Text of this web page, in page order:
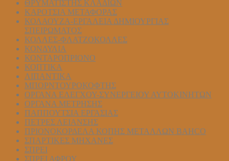
ΘΡΥΜΑΤΙΣΤΗΣ ΚΛΑΔΙΩΝ
ΚΑΡΟΤΣΙΑ ΜΕΤΑΦΟΡΑΣ
ΚΟΛΑΟΥΖΑ-ΕΡΓΑΛΕΙΑ ΔΗΜΙΟΥΡΓΙΑΣ
ΣΠΕΙΡΩΜΑΤΟΣ
ΚΟΛΛΕΣ-ΦΛΑΤΖΟΚΟΛΛΕΣ
ΚΟΝΔΥΛΙΑ
ΚΟΝΤΑΡΟΠΡΙΟΝΟ
ΚΟΠΤΙΚΑ
ΛΙΠΑΝΤΙΚΑ
ΜΠΟΡΝΤΟΥΡΟΚΟΦΤΗΣ
ΟΡΓΑΝΑ ΕΛΕΓΧΟΥ-ΣYΝΕΡΓΕΙΟΥ ΑΥΤΟΚΙΝΗΤΩΝ
ΟΡΓΑΝΑ ΜΕΤΡΗΣΗΣ
ΠΑΠΠΟΥΤΣΙΑ ΕΡΓΑΣΙΑΣ
ΠΕΤΡΕΣ ΛΕΙΑΝΣΗΣ
ΠΡΙΟΝΟΚΟΡΔΕΛΑ ΚΟΠΗΣ ΜΕΤΑΛΛΩΝ BAHCO
ΣΠΑΡΤΙΚΕΣ ΜΗΧΑΝΕΣ
ΣΠΡΕΙ
ΣΠΡΕΙ ΑΦΡΟΥ